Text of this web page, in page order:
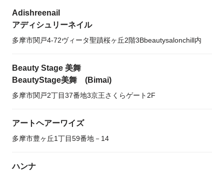
Adishreenail
アディシュリーネイル
多摩市関戸4-72ヴィータ聖蹟桜ヶ丘2階3Bbeautysalonchill内
Beauty Stage 美舞
BeautyStage美舞 (Bimai)
多摩市関戸2丁目37番地3京王さくらゲート2F
アートヘアーワイズ
多摩市豊ヶ丘1丁目59番地－14
ハンナ